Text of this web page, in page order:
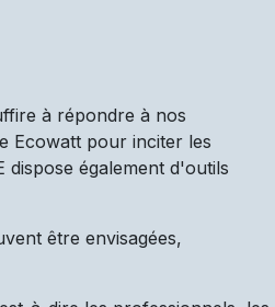
à répondre à nos
Ecowatt pour inciter les
également d'outils
être envisagées,